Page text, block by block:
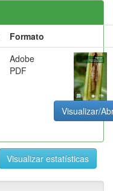
Formato
Adobe
PDF
Visualizar/
Visualizar estatísticas